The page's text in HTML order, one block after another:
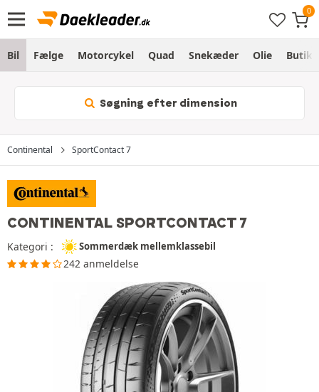
Bil Fælge Motorcykel Quad Snekæder Olie Butik
Søgning efter dimension
Continental SportContact 7
CONTINENTAL SPORTCONTACT 7
Kategori : Sommerdæk mellemklassebil
242 anmeldelse